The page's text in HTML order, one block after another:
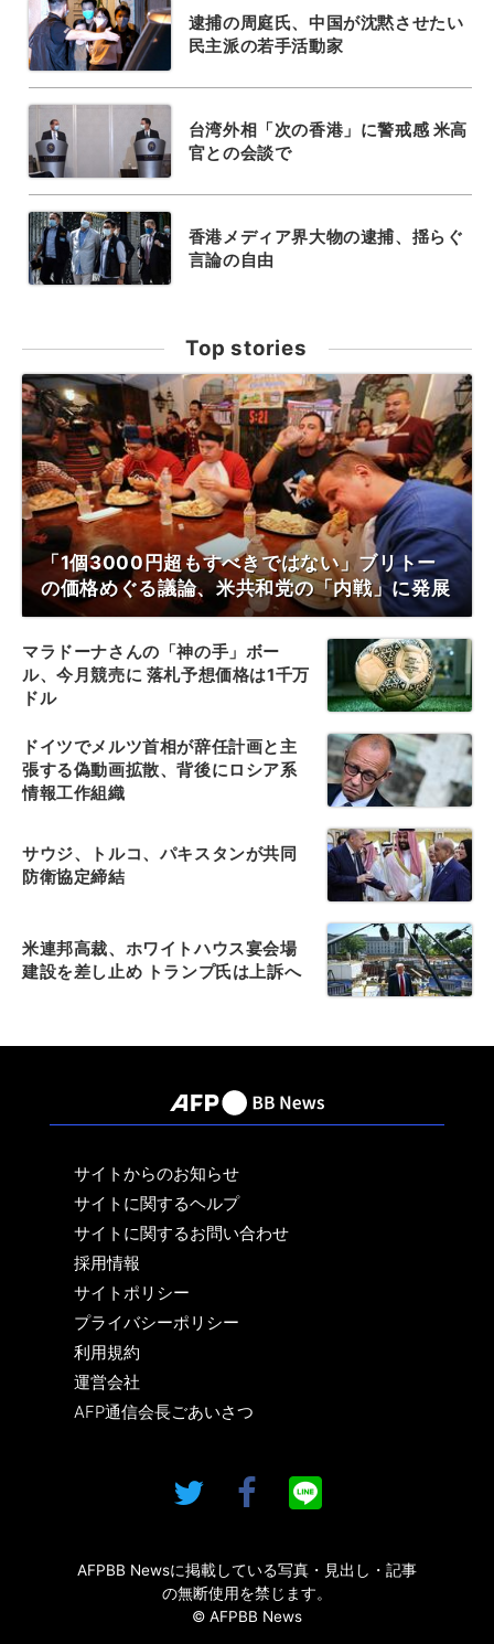
逮捕の周庭氏、中国が沈黙させたい
民主派の若手活動家
台湾外相「次の香港」に警戒感 米高
官との会談で
香港メディア界大物の逮捕、揺らぐ
言論の自由
Top stories
「1個3000円超もすべきではない」ブリトー
の価格めぐる議論、米共和党の「内戦」に発展
マラドーナさんの「神の手」ボー
ル、今月競売に 落札予想価格は1千万
ドル
ドイツでメルツ首相が辞任計画と主
張する偽動画拡散、背後にロシア系
情報工作組織
サウジ、トルコ、パキスタンが共同
防衛協定締結
米連邦高裁、ホワイトハウス宴会場
建設を差し止め トランプ氏は上訴へ
サイトからのお知らせ
サイトに関するヘルプ
サイトに関するお問い合わせ
採用情報
サイトポリシー
プライバシーポリシー
利用規約
運営会社
AFP通信会長ごあいさつ
AFPBB Newsに掲載している写真・見出し・記事
の無断使用を禁じます。
© AFPBB News